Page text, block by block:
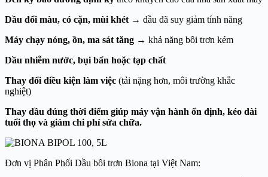
Dầu đổi màu, có cặn, mùi khét → dầu đã suy giảm tính năng
Máy chạy nóng, ồn, ma sát tăng → khả năng bôi trơn kém
Dầu nhiễm nước, bụi bẩn hoặc tạp chất
Thay đổi điều kiện làm việc (tải nặng hơn, môi trường khắc
nghiệt)
Thay dầu đúng thời điểm giúp máy vận hành ổn định, kéo dài
tuổi thọ và giảm chi phí sửa chữa.
Đơn vị Phân Phối Dầu bôi trơn Biona tại Việt Nam: